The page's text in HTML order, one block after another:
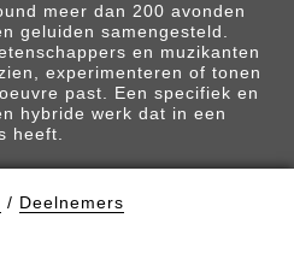
meer dan 200 avonden
geluiden samengesteld.
en muzikanten
experimenteren of tonen
past. Een specifiek en
hybride werk dat in een
heeft.
/ Deelnemers